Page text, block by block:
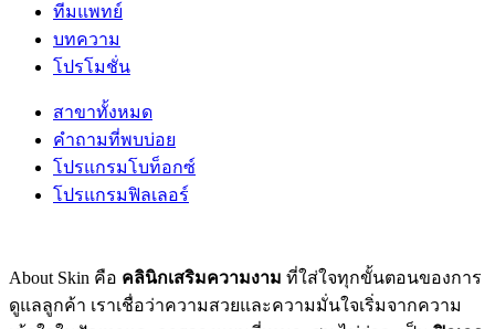
ทีมแพทย์
บทความ
โปรโมชั่น
สาขาทั้งหมด
คำถามที่พบบ่อย
โปรแกรมโบท็อกซ์
โปรแกรมฟิลเลอร์
About Skin คือ คลินิกเสริมความงาม ที่ใส่ใจทุกขั้นตอนของการ
ดูแลลูกค้า เราเชื่อว่าความสวยและความมั่นใจเริ่มจากความ